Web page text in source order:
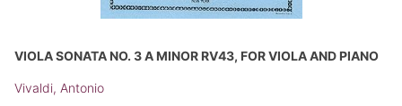
VIOLA SONATA NO. 3 A MINOR RV43, FOR VIOLA AND PIANO
Vivaldi, Antonio